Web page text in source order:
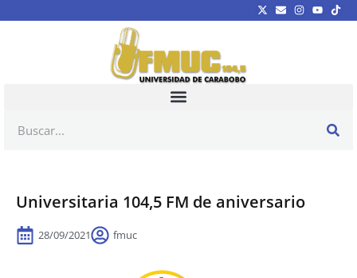
Universitaria 104,5 FM de aniversario
28/09/2021 fmuc